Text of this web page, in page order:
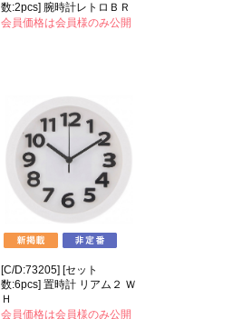
数:2pcs] 腕時計レトロＢＲ
会員価格は会員様のみ公開
[C/D:73205] [セット
数:6pcs] 置時計 リアム２ Ｗ
Ｈ
会員価格は会員様のみ公開